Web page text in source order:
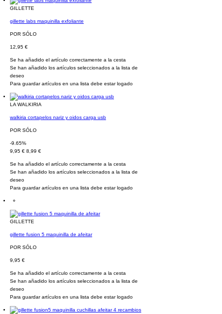
GILLETTE
gillette labs maquinilla exfoliante
POR SÓLO
12,95 €
Se ha añadido el artículo correctamente a la cesta
Se han añadido los artículos seleccionados a la lista de
deseo
Para guardar artículos en una lista debe estar logado
LA WALKIRIA
walkiria cortapelos nariz y oidos carga usb
POR SÓLO
-9.65%
9,95 € 8,99 €
Se ha añadido el artículo correctamente a la cesta
Se han añadido los artículos seleccionados a la lista de
deseo
Para guardar artículos en una lista debe estar logado
GILLETTE
gillette fusion 5 maquinilla de afeitar
POR SÓLO
9,95 €
Se ha añadido el artículo correctamente a la cesta
Se han añadido los artículos seleccionados a la lista de
deseo
Para guardar artículos en una lista debe estar logado